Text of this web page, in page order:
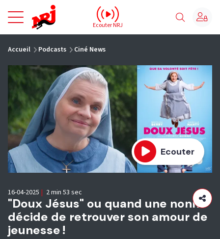
NRJ - Accueil
Ecouter NRJ
Accueil Podcasts Ciné News
Ecouter
"Doux Jésus" ou quand une nonne
décide de retrouver son amour de
jeunesse !
16-04-2025 | 2 min 53 sec